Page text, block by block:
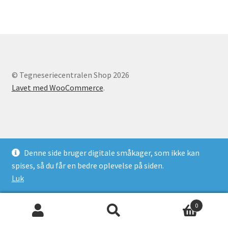
Denne side bruger digitale småkager, som ikke kan
spises, så du får en bedre oplevelse på siden.
Luk
© Tegneseriecentralen Shop 2026
Lavet med WooCommerce.
0